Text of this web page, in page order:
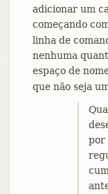
adicionar um
começando
linha de
nenhuma
espaço de
que não seja
por